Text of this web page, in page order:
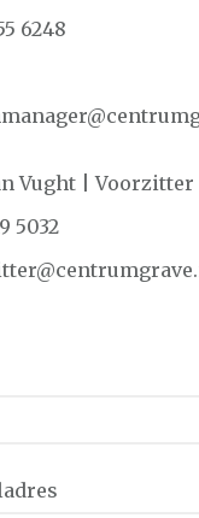
6248
Vught | Voorzitter
5032